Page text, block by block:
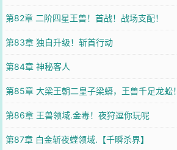
第82章 二阶四星王兽！首战！战场支配！
第83章 独自升级！斩首行动
第84章 神秘客人
第85章 大梁王朝二皇子梁蟒，王兽千足龙蚣！
第86章 王兽领域.金毒！夜狩逗你玩呢
第87章 白金斩夜螳领域.【千瞬杀界】